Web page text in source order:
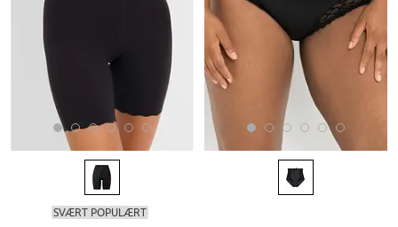
SVÆRT POPULÆRT